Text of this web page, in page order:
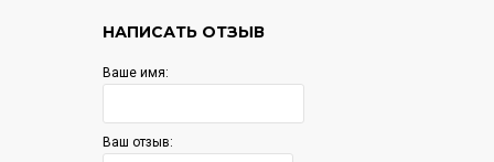
НАПИСАТЬ ОТЗЫВ
Ваше имя:
Ваш отзыв: